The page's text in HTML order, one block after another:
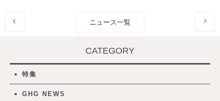
ニュース一覧
CATEGORY
特集
GHG NEWS